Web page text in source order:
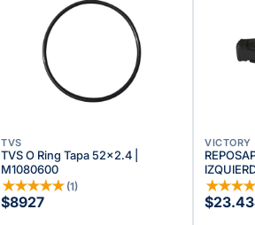
TVS
TVS O Ring Tapa 52x2.4 |
M1080600
★★★★★ (1)
$8927
VICTORY
★★★